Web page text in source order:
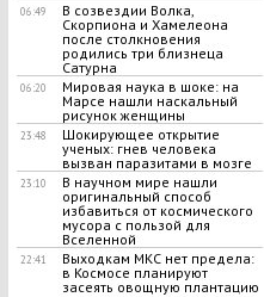
06:49
В созвездии Волка,
Скорпиона и Хамелеона
после столкновения
родились три близнеца
Сатурна
06:20
Мировая наука в шоке: на
Марсе нашли наскальный
рисунок женщины
23:48
Шокирующее открытие
ученых: гнев человека
вызван паразитами в мозге
23:10
В научном мире нашли
оригинальный способ
избавиться от космического
мусора с пользой для
Вселенной
22:41
Выходкам МКС нет предела:
в Космосе планируют
засеять овощную плантацию